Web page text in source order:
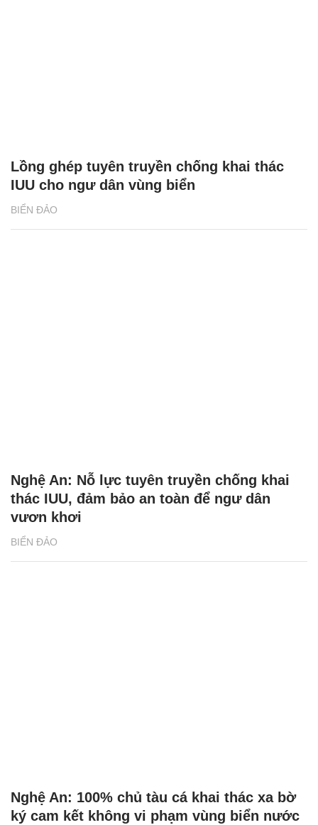
BIỂN ĐẢO
Lồng ghép tuyên truyền chống khai thác
IUU cho ngư dân vùng biển
BIỂN ĐẢO
Nghệ An: Nỗ lực tuyên truyền chống khai
thác IUU, đảm bảo an toàn để ngư dân
vươn khơi
Nghệ An: 100% chủ tàu cá khai thác xa bờ
ký cam kết không vi phạm vùng biển nước